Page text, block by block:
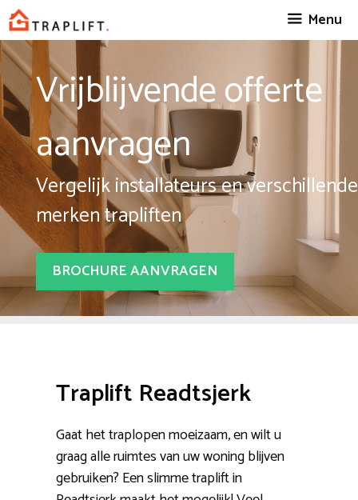
Spring
naar
inhoud
Menu
Vrijblijvende offerte
aanvragen
Vergelijk installateurs en verschillende
merken trapliften
BROCHURE AANVRAGEN
Traplift Readtsjerk
Gaat het traplopen moeizaam, en wilt u
graag alle ruimtes van uw woning blijven
gebruiken? Een slimme traplift in